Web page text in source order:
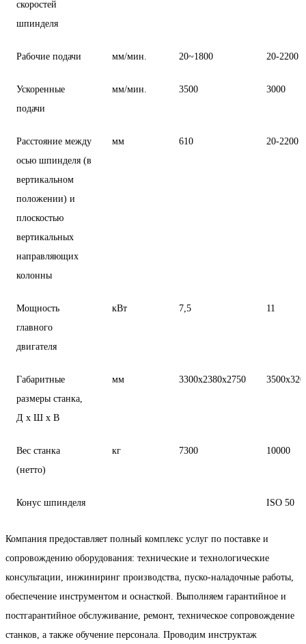
скоростей
шпинделя
Рабочие подачи мм/мин. 20~1800 20-2200
Ускоренные
подачи
мм/мин. 3500 3000
Расстояние между
осью шпинделя (в
вертикальном
положении) и
плоскостью
вертикальных
направляющих
колонны
мм 610 20-2200
Мощность
главного
двигателя
кВт 7,5 11
Габаритные
размеры станка,
Д х Ш х В
мм 3300х2380х2750
Вес станка
(нетто)
кг 7300 10000
Конус шпинделя ISO 50
Компания предоставляет полный комплекс услуг по поставке и
сопровождению оборудования: технические и технологические
консультации, инжиниринг производства, пуско-наладочные работы,
обеспечение инструментом и оснасткой. Выполняем гарантийное и
постгарантийное обслуживание, ремонт, техническое сопровождение
станков, а также обучение персонала. Проводим инструктаж